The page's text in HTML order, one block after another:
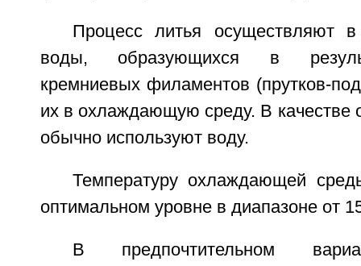
Процесс литья осуществляют в
воды, образующихся в
кремниевых филаментов (прутков-
их в охлаждающую среду. В
обычно используют воду.
Температуру охлаждающей
оптимальном уровне в диапазоне от
В предпочтительном